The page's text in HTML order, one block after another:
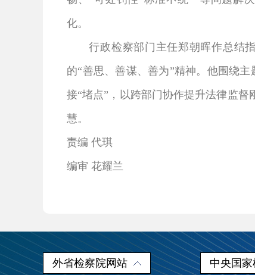
化。
行政检察部门主任郑朝晖作总结
的“善思、善谋、善为”精神。他围绕
接“堵点”，以跨部门协作提升法律监
慧。
责编 代琪
编审 花耀兰
外省检察院网站 中央国